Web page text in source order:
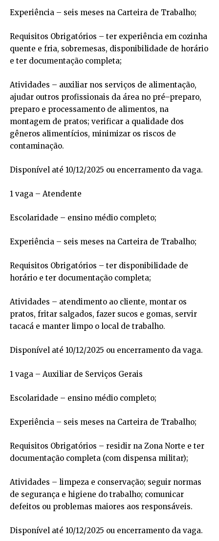
Experiência – seis meses na Carteira de Trabalho;
Requisitos Obrigatórios – ter experiência em cozinha
quente e fria, sobremesas, disponibilidade de horário
e ter documentação completa;
Atividades – auxiliar nos serviços de alimentação,
ajudar outros profissionais da área no pré–preparo,
preparo e processamento de alimentos, na
montagem de pratos; verificar a qualidade dos
gêneros alimentícios, minimizar os riscos de
contaminação.
Disponível até 10/12/2025 ou encerramento da vaga.
1 vaga – Atendente
Escolaridade – ensino médio completo;
Experiência – seis meses na Carteira de Trabalho;
Requisitos Obrigatórios – ter disponibilidade de
horário e ter documentação completa;
Atividades – atendimento ao cliente, montar os
pratos, fritar salgados, fazer sucos e gomas, servir
tacacá e manter limpo o local de trabalho.
Disponível até 10/12/2025 ou encerramento da vaga.
1 vaga – Auxiliar de Serviços Gerais
Escolaridade – ensino médio completo;
Experiência – seis meses na Carteira de Trabalho;
Requisitos Obrigatórios – residir na Zona Norte e ter
documentação completa (com dispensa militar);
Atividades – limpeza e conservação; seguir normas
de segurança e higiene do trabalho; comunicar
defeitos ou problemas maiores aos responsáveis.
Disponível até 10/12/2025 ou encerramento da vaga.